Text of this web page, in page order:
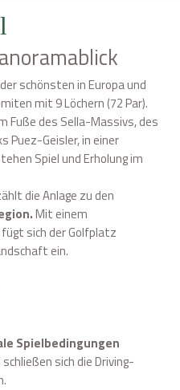
schönsten in Europa und
mit 9 Löchern (72 Par).
Fuße des Sella-Massivs, des
Puez-Geisler, in einer
Spiel und Erholung im
die Anlage zu den
Mit einem
sich der Golfplatz
ein.
Spielbedingungen
sich die Driving-